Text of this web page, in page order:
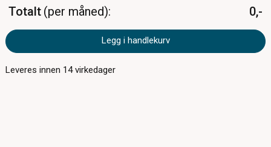
Totalt per måned 0,-
Legg i handlekurv
Leveres innen 14virkedager